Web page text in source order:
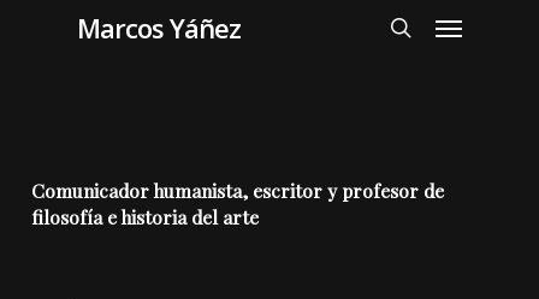
Marcos Yáñez Menu
Comunicador humanista, escritor y profesor de
filosofía e historia del arte